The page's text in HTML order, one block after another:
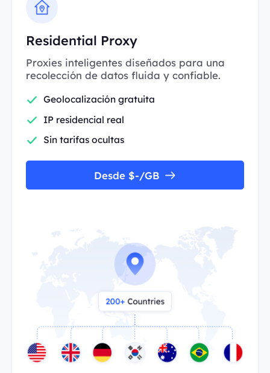
Residential Proxy
Proxies inteligentes diseñados para una
recolección de datos fluida y confiable.
Geolocalización gratuita
IP residencial real
Sin tarifas ocultas
Desde $-/GB